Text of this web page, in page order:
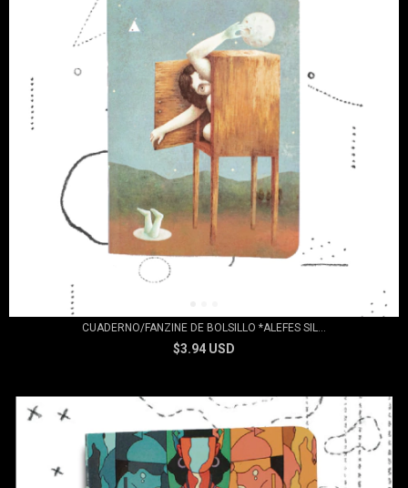
CUADERNO/FANZINE DE BOLSILLO *ALEFES SIL...
$3.94 USD